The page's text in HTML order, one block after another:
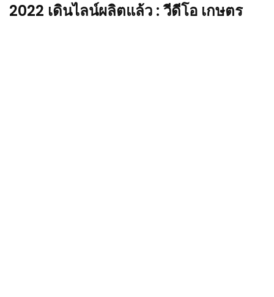
2022 เดินไลน์ผลิตแล้ว : วีดีโอ เกษตร